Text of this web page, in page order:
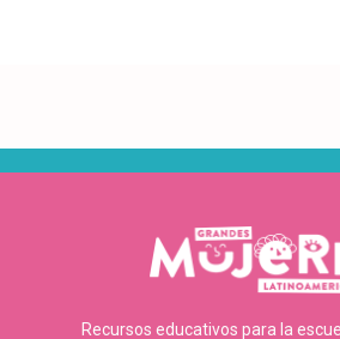
Recursos educativos para la